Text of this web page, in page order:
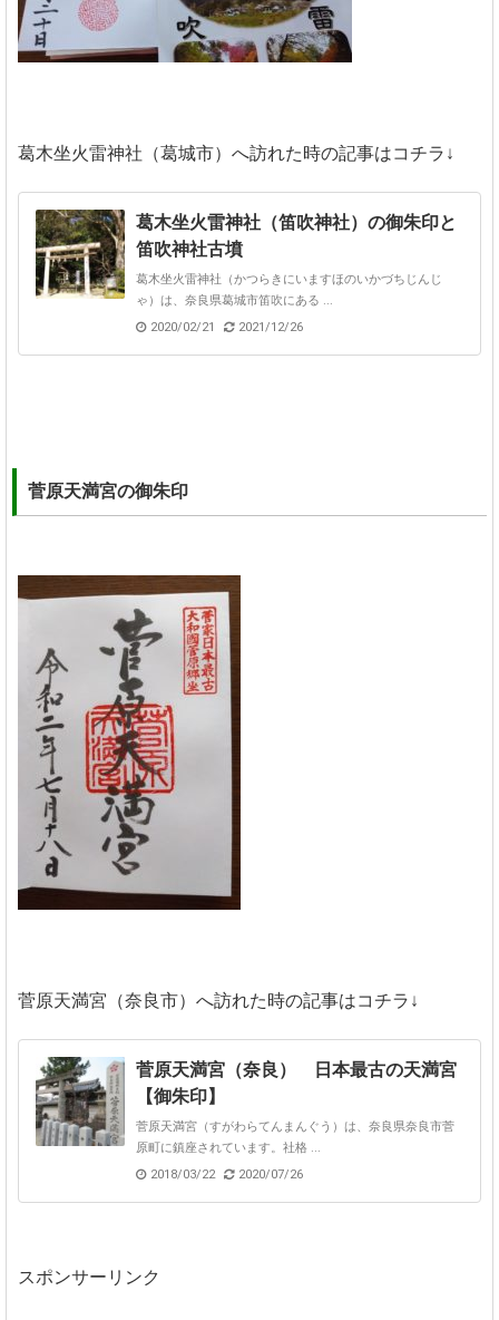
葛木坐火雷神社（葛城市）へ訪れた時の記事はコチラ↓
葛木坐火雷神社（笛吹神社）の御朱印と
笛吹神社古墳
葛木坐火雷神社（かつらきにいますほのいかづちじんじ
ゃ）は、奈良県葛城市笛吹にある ...
2020/02/21
2021/12/26
菅原天満宮の御朱印
菅原天満宮（奈良市）へ訪れた時の記事はコチラ↓
菅原天満宮（奈良） 日本最古の天満宮
【御朱印】
菅原天満宮（すがわらてんまんぐう）は、奈良県奈良市菅
原町に鎮座されています。社格 ...
2018/03/22
2020/07/26
スポンサーリンク